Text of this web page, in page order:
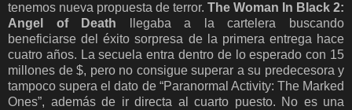
tenemos nueva propuesta de terror. The Woman In Black 2:
Angel of Death llegaba a la cartelera buscando
beneficiarse del éxito sorpresa de la primera entrega hace
cuatro años. La secuela entra dentro de lo esperado con 15
millones de $, pero no consigue superar a su predecesora y
tampoco supera el dato de “Paranormal Activity: The Marked
Ones”, además de ir directa al cuarto puesto. No es una